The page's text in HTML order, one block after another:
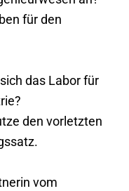
für den
das Labor für
den vorletzten
vom